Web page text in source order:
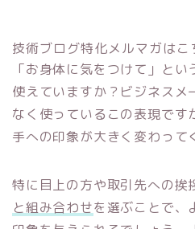
技術ブログ特化メルマガはこ
「お身体に気をつけて」と
使えていますか？ビジネスメ
なく使っているこの表現です
手への印象が大きく変わって
特に目上の方や取引先への挨
と組み合わせを選ぶことで、